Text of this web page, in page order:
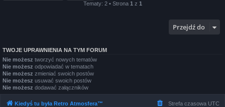
Tematy: 2 • Strona 1 z 1
Przejdź do
TWOJE UPRAWNIENIA NA TYM FORUM
Nie możesz tworzyć nowych tematów
Nie możesz odpowiadać w tematach
Nie możesz zmieniać swoich postów
Nie możesz usuwać swoich postów
Nie możesz dodawać załączników
Kiedyś tu była Retro Atmosfera™ Strefa czasowa UTC